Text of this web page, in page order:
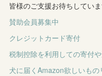
皆様のご支援お待ちしてい
賛助会員募集中
クレジットカード寄付
税制控除を利用しての寄付
犬に届くAmazon欲しいもの